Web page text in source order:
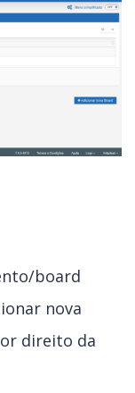
board
nova
direito da